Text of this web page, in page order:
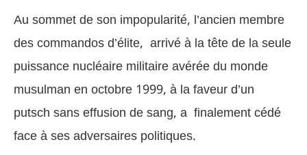
Au sommet de son impopularité, l’ancien membre
des commandos d’élite, arrivé à la tête de la seule
puissance nucléaire militaire avérée du monde
musulman en octobre 1999, à la faveur d’un
putsch sans effusion de sang, a finalement cédé
face à ses adversaires politiques.